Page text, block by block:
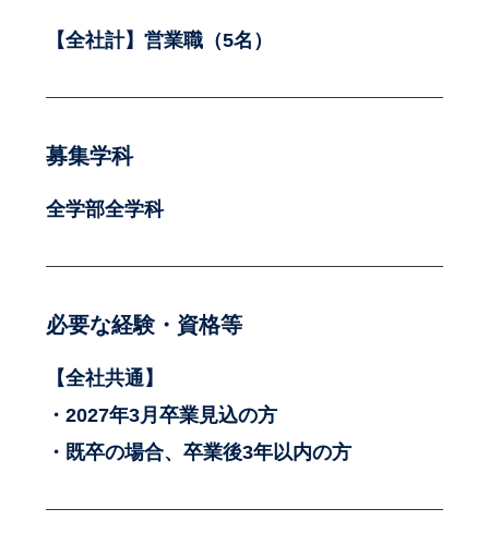
【全社計】営業職（5名）
募集学科
全学部全学科
必要な経験・資格等
【全社共通】
・2027年3月卒業見込の方
・既卒の場合、卒業後3年以内の方